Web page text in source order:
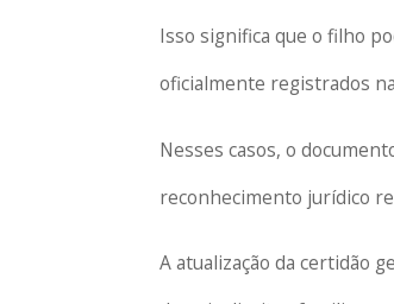
Isso significa que o filho
oficialmente registrados
Nesses casos, o
reconhecimento jurídico
A atualização da certidão